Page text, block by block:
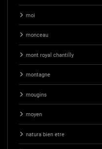
moi
monceau
mont royal chantilly
montagne
mougins
moyen
natura bien etre